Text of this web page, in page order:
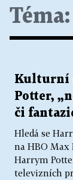
Téma:
Kulturní
Potter,
či
Hledá se
na HBO
Harrym
televizních